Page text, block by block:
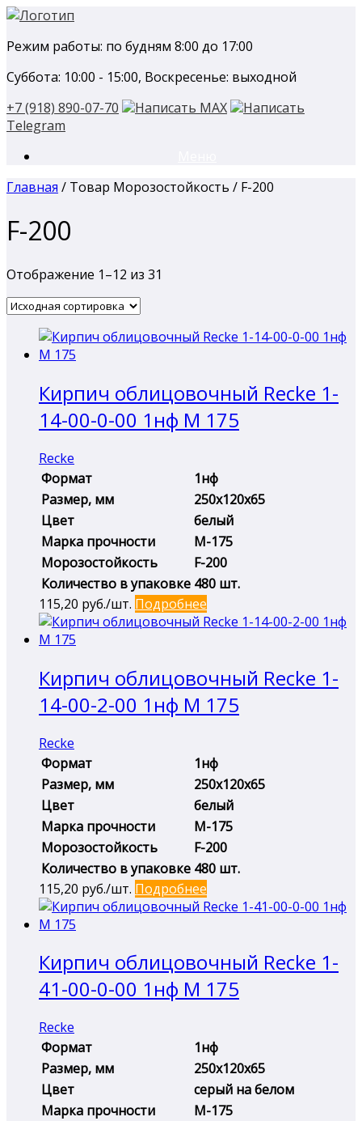
Перейти
содержанию
Режим работы: по будням 8:00 до 17:00
Суббота: 10:00 - 15:00, Воскресенье: выходной
+7 (918) 890-07-70
Написать MAX
Написать
Telegram
Главная / Товар Морозостойкость / F-200
F-200
Отображение 1–12 из 31
Кирпич облицовочный Recke 1-
14-00-0-00 1нф М 175
Recke
Формат
1нф
Размер, мм
250х120х65
Цвет
белый
Марка прочности
М-175
Морозостойкость
F-200
Количество в упаковке 480 шт.
115,20 руб./шт. Подробнее
Кирпич облицовочный Recke 1-
14-00-2-00 1нф М 175
Recke
Формат
1нф
Размер, мм
250х120х65
Цвет
белый
Марка прочности
М-175
Морозостойкость
F-200
Количество в упаковке 480 шт.
115,20 руб./шт. Подробнее
Кирпич облицовочный Recke 1-
41-00-0-00 1нф М 175
Recke
Формат
1нф
Размер, мм
250х120х65
Цвет
серый на белом
Марка прочности
М-175